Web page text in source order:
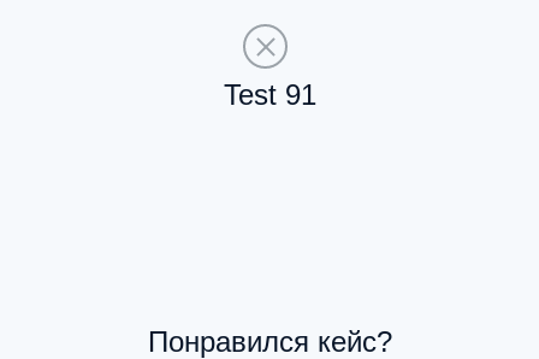
Test 91
Понравился кейс?